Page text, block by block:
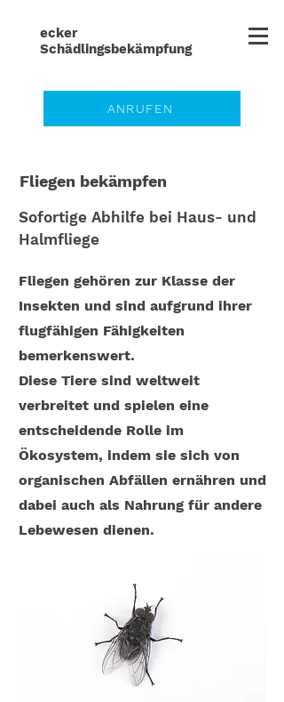
ecker
Schädlingsbekämpfung
ANRUFEN
Fliegen bekämpfen
Sofortige Abhilfe bei Haus- und
Halmfliege
Fliegen gehören zur Klasse der
Insekten und sind aufgrund ihrer
flugfähigen Fähigkeiten
bemerkenswert.
Diese Tiere sind weltweit
verbreitet und spielen eine
entscheidende Rolle im
Ökosystem, indem sie sich von
organischen Abfällen ernähren und
dabei auch als Nahrung für andere
Lebewesen dienen.